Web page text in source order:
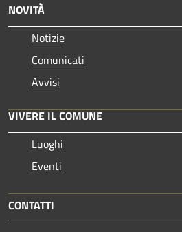
NOVITÀ
Notizie
Comunicati
Avvisi
VIVERE IL COMUNE
Luoghi
Eventi
CONTATTI